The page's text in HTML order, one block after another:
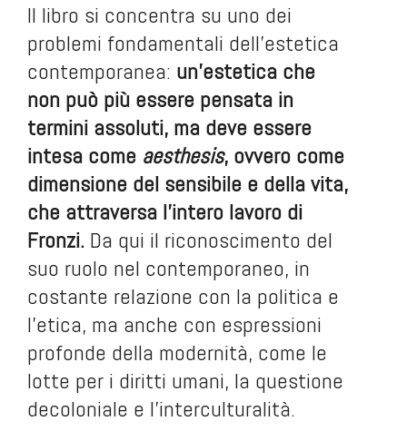
Il libro si concentra su uno dei
problemi fondamentali dell’estetica
contemporanea: un’estetica che
non può più essere pensata in
termini assoluti, ma deve essere
intesa come aesthesis, ovvero come
dimensione del sensibile e della vita,
che attraversa l’intero lavoro di
Fronzi. Da qui il riconoscimento del
suo ruolo nel contemporaneo, in
costante relazione con la politica e
l’etica, ma anche con espressioni
profonde della modernità, come le
lotte per i diritti umani, la questione
decoloniale e l’interculturalità.